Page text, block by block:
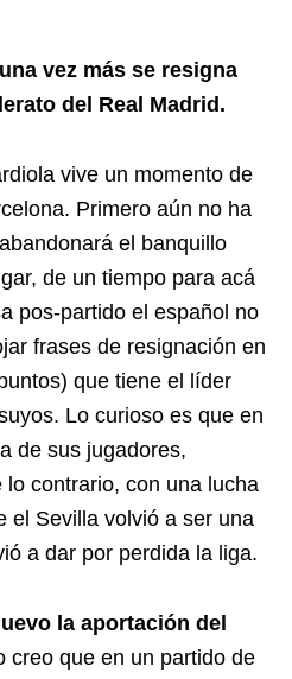
vez más se resigna
del Real Madrid.
vive un momento de
Primero aún no ha
el banquillo
de un tiempo para acá
pos-partido el español no
frases de resignación en
que tiene el líder
Lo curioso es que en
de sus jugadores,
contrario, con una lucha
el Sevilla volvió a ser una
a dar por perdida la liga.
la aportación del
creo que en un partido de